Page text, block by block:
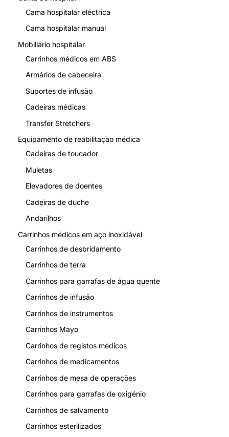
Cama hospitalar eléctrica
Cama hospitalar manual
Mobiliário hospitalar
Carrinhos médicos em ABS
Armários de cabeceira
Suportes de infusão
Cadeiras médicas
Transfer Stretchers
Equipamento de reabilitação médica
Cadeiras de toucador
Muletas
Elevadores de doentes
Cadeiras de duche
Andarilhos
Carrinhos médicos em aço inoxidável
Carrinhos de desbridamento
Carrinhos de terra
Carrinhos para garrafas de água quente
Carrinhos de infusão
Carrinhos de instrumentos
Carrinhos Mayo
Carrinhos de registos médicos
Carrinhos de medicamentos
Carrinhos de mesa de operações
Carrinhos para garrafas de oxigénio
Carrinhos de salvamento
Carrinhos esterilizados
N.W.
G.W.
Tamanho da
embalagem
Lestradacapacidade